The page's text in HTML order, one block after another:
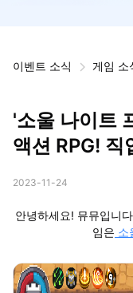
이벤트 소식 게임 소
'소울 나이트
액션 RPG! 직
2023-11-24
안녕하세요! 뮤뮤입니
임은 소